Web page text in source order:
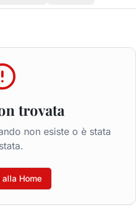
trovata
non esiste o è stata
alla Home